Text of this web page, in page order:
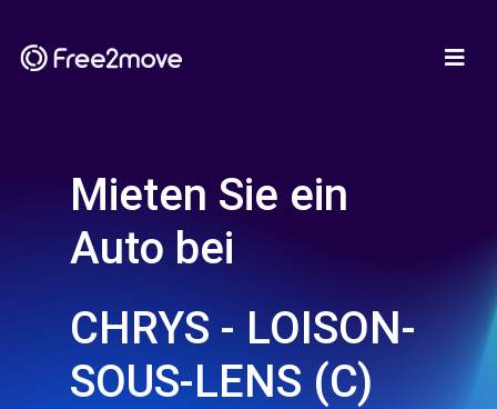
Mieten Sie ein
Auto bei
CHRYS - LOISON-
SOUS-LENS (C)